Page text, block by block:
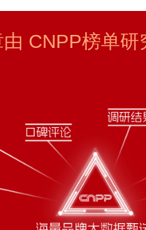
CNPP榜单